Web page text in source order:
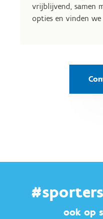
vrijblijvend, samen
opties en vinden
ook op